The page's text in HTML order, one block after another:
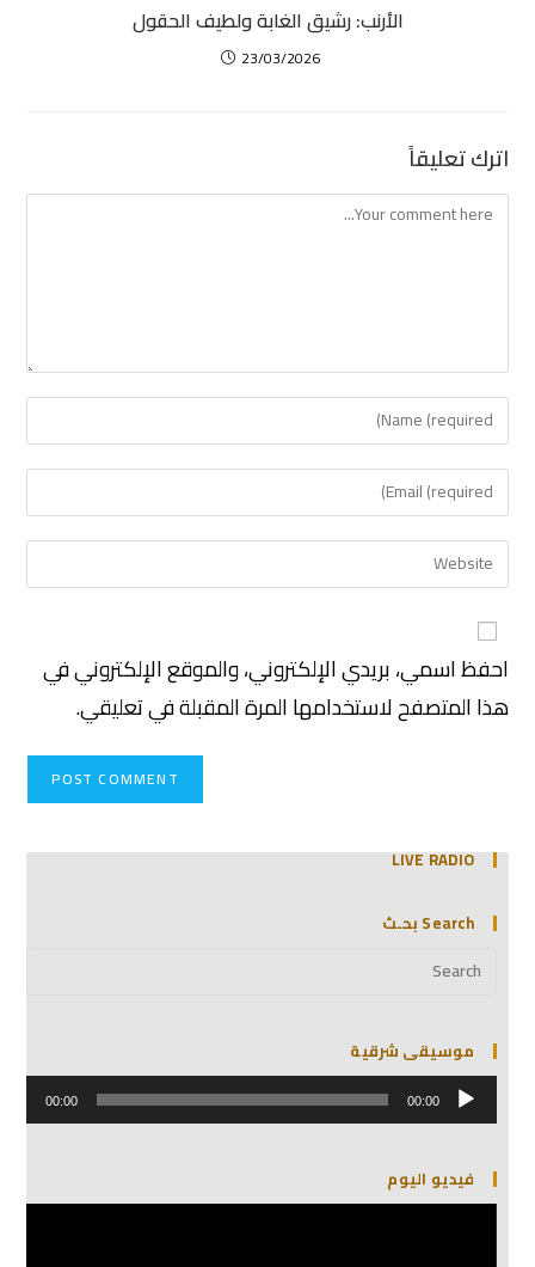
الأرنب: رشيق الغابة ولطيف الحقول
23/03/2026
اترك تعليقاً
احفظ اسمي، بريدي الإلكتروني، والموقع الإلكتروني في
هذا المتصفح لاستخدامها المرة المقبلة في تعليقي.
LIVE RADIO
Search بحـث
موسيقى شرقية
مشغل
الصوت 00:00
00:00
فيديو اليوم
مشغل